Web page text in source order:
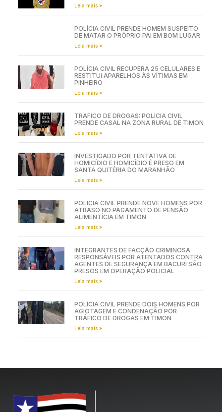
Leia mais »
POLÍCIA CIVIL PRENDE HOMEM SUSPEITO
DE MATAR O PRÓPRIO PAI EM BOM LUGAR
Leia mais »
POLÍCIA CIVIL RECUPERA 25 CELULARES E
RESTITUI APARELHOS ÀS VÍTIMAS EM
PINHEIRO
Leia mais »
TRÁFICO DE DROGAS: POLÍCIA CIVIL
PRENDE CASAL NA ZONA RURAL DE TIMON
Leia mais »
INVESTIGADO POR TENTATIVA DE
HOMICÍDIO E HOMICÍDIO É PRESO EM
SANTA QUITÉRIA DO MARANHÃO
Leia mais »
POLÍCIA CIVIL PRENDE NOVE HOMENS POR
ATRASO NO PAGAMENTO DE PENSÃO
ALIMENTÍCIA EM TIMON
Leia mais »
INTEGRANTES DE FACÇÃO CRIMINOSA
RESPONSÁVEIS POR ATENTADOS CONTRA
AGENTES DE SEGURANÇA EM BACURI SÃO
PRESOS EM OPERAÇÃO POLICIAL
Leia mais »
POLÍCIA CIVIL PRENDE DOIS HOMENS POR
AGIOTAGEM E CONDENAÇÃO POR
TRÁFICO DE DROGAS EM TIMON
Leia mais »